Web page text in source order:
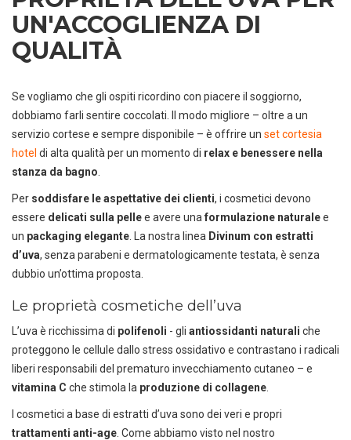
UN'ACCOGLIENZA DI
QUALITÀ
Se vogliamo che gli ospiti ricordino con piacere il soggiorno,
dobbiamo farli sentire coccolati. Il modo migliore – oltre a un
servizio cortese e sempre disponibile – è offrire un set cortesia
hotel di alta qualità per un momento di relax e benessere nella
stanza da bagno
Per soddisfare le aspettative dei clienti, i cosmetici devono
essere delicati sulla pellee avere una formulazione naturalee
un packaging elegante . La nostra linea Divinum con estratti
d’uva, senza parabeni e dermatologicamente testata, è senza
dubbio un’ottima proposta.
Le proprietà cosmetiche dell’uva
L’uva è ricchissima di polifenoli - gli antiossidanti naturali che
proteggono le cellule dallo stress ossidativo e contrastano i radicali
liberi responsabili del prematuro invecchiamento cutaneo – e
vitamina C che stimola la produzione di collagene
I cosmetici a base di estratti d’uva sono dei veri e propri
trattamenti anti-age . Come abbiamo visto nel nostro